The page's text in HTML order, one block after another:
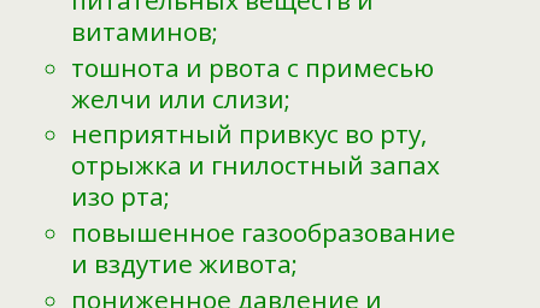
витаминов;
тошнота и рвота с примесью
желчи или слизи;
неприятный привкус во рту,
отрыжка и гнилостный запах
изо рта;
повышенное газообразование
и вздутие живота;
пониженное давление и